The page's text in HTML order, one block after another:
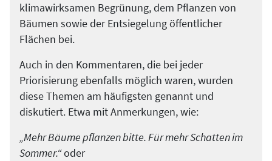
klimawirksamen Begrünung, dem Pflanzen von
Bäumen sowie der Entsiegelung öffentlicher
Flächen bei.
Auch in den Kommentaren, die bei jeder
Priorisierung ebenfalls möglich waren, wurden
diese Themen am häufigsten genannt und
diskutiert. Etwa mit Anmerkungen, wie:
„Mehr Bäume pflanzen bitte. Für mehr Schatten im
Sommer.“oder